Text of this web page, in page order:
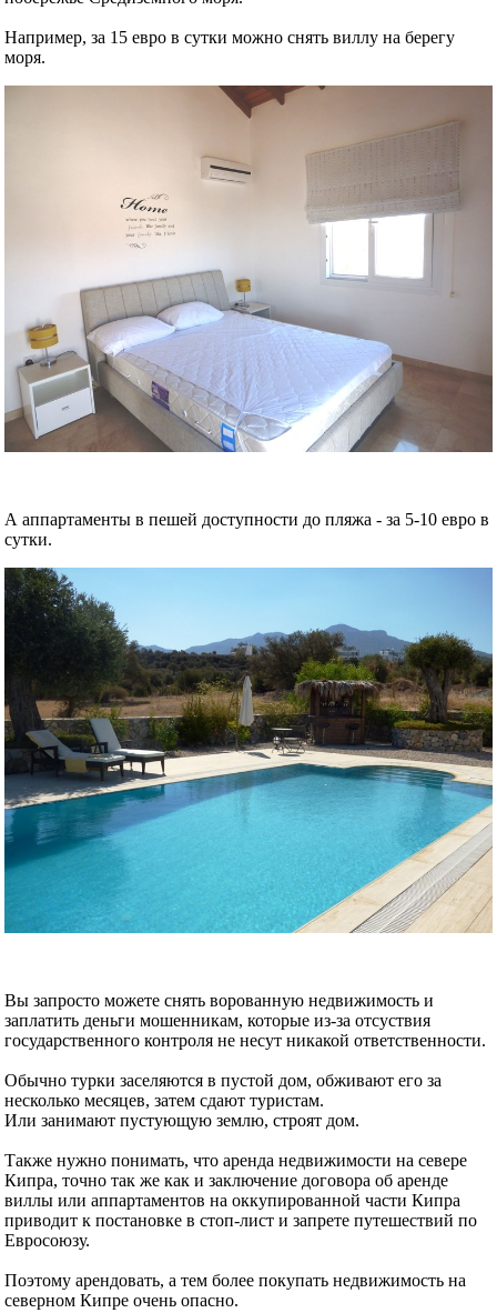
Например, за 15 евро в сутки можно снять виллу на берегу
моря.
А аппартаменты в пешей доступности до пляжа - за 5-10 евро в
сутки.
Вы запросто можете снять ворованную недвижимость и
заплатить деньги мошенникам, которые из-за отсуствия
государственного контроля не несут никакой ответственности.
Обычно турки заселяются в пустой дом, обживают его за
несколько месяцев, затем сдают туристам.
Или занимают пустующую землю, строят дом.
Также нужно понимать, что аренда недвижимости на севере
Кипра, точно так же как и заключение договора об аренде
виллы или аппартаментов на оккупированной части Кипра
приводит к постановке в стоп-лист и запрете путешествий по
Евросоюзу.
Поэтому арендовать, а тем более покупать недвижимость на
северном Кипре очень опасно.